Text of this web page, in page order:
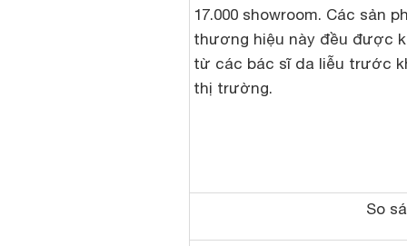
17.000 showroom. Các sản
thương hiệu này đều được
từ các bác sĩ da liễu trước
thị trường.
So